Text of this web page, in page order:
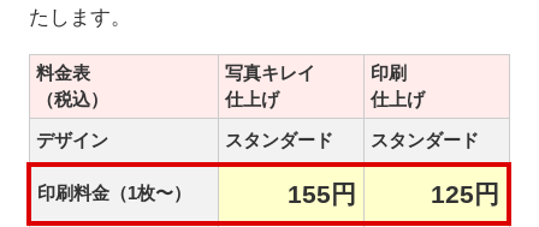
たします。
料金表
（税込）
写真キレイ
仕上げ
印刷
仕上げ
デザイン
スタンダード スタンダード
印刷料金（1枚〜） 155円 125円